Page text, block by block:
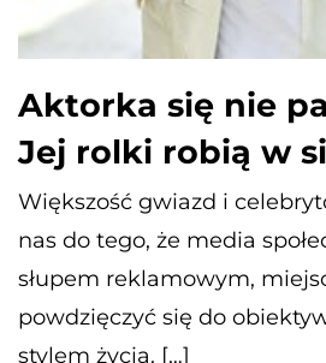
Aktorka się nie
Jej rolki robią w
Większość gwiazd i
nas do tego, że media
słupem reklamowym,
powdzięczyć się do
stylem życia. […]